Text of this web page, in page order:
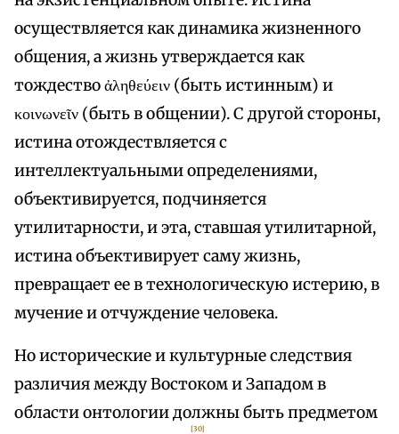
осуществляется как динамика жизненного
общения, а жизнь утверждается как
тождество ἀληθεύειν (быть истинным) и
κοινωνεῖν (быть в общении). С другой стороны,
истина отождествляется с
интеллектуальными определениями,
объективируется, подчиняется
утилитарности, и эта, ставшая утилитарной,
истина объективирует саму жизнь,
превращает ее в технологическую истерию, в
мучение и отчуждение человека.
Но исторические и культурные следствия
различия между Востоком и Западом в
области онтологии должны быть предметом
[30]